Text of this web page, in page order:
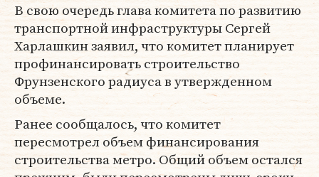
В свою очередь глава комитета по развитию
транспортной инфраструктуры Сергей
Харлашкин заявил, что комитет планирует
профинансировать строительство
Фрунзенского радиуса в утвержденном
объеме.
Ранее сообщалось, что комитет
пересмотрел объем финансирования
строительства метро. Общий объем остался